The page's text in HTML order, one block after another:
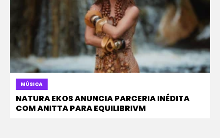
MÚSICA
NATURA EKOS ANUNCIA PARCERIA INÉDITA
COM ANITTA PARA EQUILIBRIVM